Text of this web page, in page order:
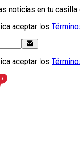
noticias en tu casilla
aceptar los
aceptar los